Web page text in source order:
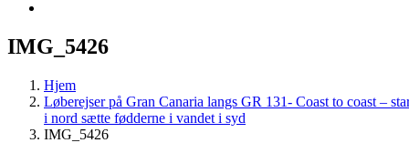
IMG_5426
Hjem
Løberejser på Gran Canaria langs GR 131- Coast to coast –
i nord sætte fødderne i vandet i syd
IMG_5426